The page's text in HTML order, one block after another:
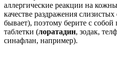
аллергические реакции на
качестве раздражения
бывает), поэтому берите с
таблетки (лоратадин, зодак,
синафлан, например).